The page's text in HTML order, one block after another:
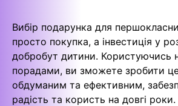
Вибір подарунка для
просто покупка, а інвестиція у
добробут дитини. Користуючись
порадами, ви зможете зробити
обдуманим та ефективним,
радість та користь на довгі